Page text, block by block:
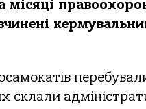
місяці
склали